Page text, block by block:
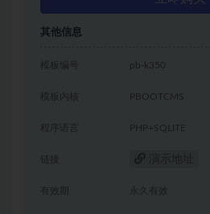
其他信息
模板编号 pb-k350
模板内核 PBOOTCMS
程序语言 PHP+SQLITE
链接
有效期 永久有效